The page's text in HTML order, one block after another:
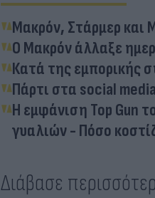
Μακρόν, Στάρμερ και
Ο Μακρόν άλλαξε
Κατά της εμπορικής
Πάρτι στα social
Η εμφάνιση Top Gun
γυαλιών - Πόσο
Διάβασε